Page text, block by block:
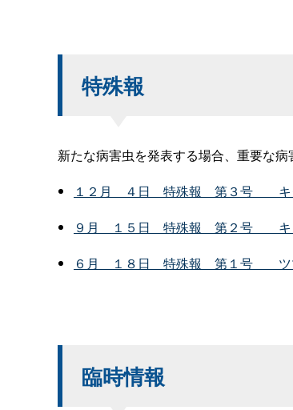
特殊報
新たな病害虫を発表する場合、重要な
１２ 月 ４ 日 特殊報 第３号
９ 月 １５ 日 特殊報 第２号
６ 月 １８ 日 特殊報 第１号
臨時情報